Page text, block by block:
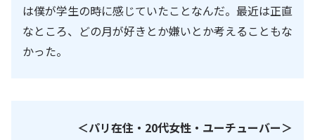
は僕が学生の時に感じていたことなんだ。最近は正直
なところ、どの月が好きとか嫌いとか考えることもな
かった。
＜パリ在住・20代女性・ユーチューバー＞